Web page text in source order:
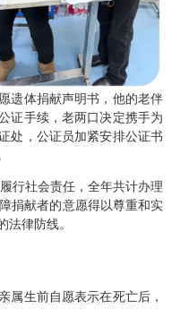
体捐献声明书，他的老伴
证手续，老两口决定携手为
处，公证员加紧安排公证书
社会责任，全年共计办理
捐献者的意愿得以尊重和实
律防线。
生前自愿表示在死亡后，